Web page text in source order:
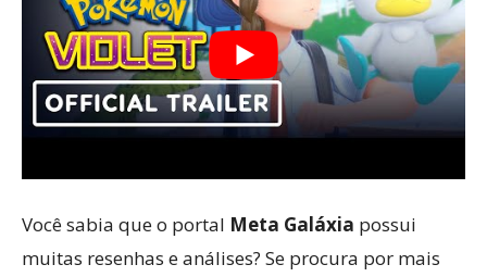
Você sabia que o portal Meta Galáxia possui
muitas resenhas e análises? Se procura por mais